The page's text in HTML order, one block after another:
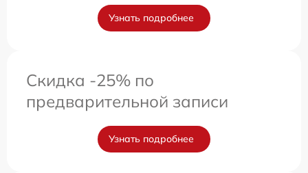
Узнать подробнее
Скидка -25% по
предварительной записи
Узнать подробнее